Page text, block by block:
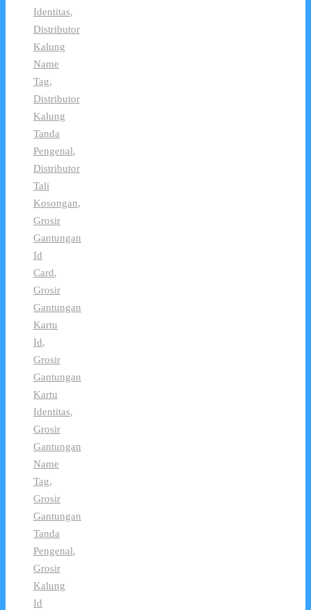
Identitas,
Distributor
Kalung
Name
Tag,
Distributor
Kalung
Tanda
Pengenal,
Distributor
Tali
Kosongan,
Grosir
Gantungan
Id
Card,
Grosir
Gantungan
Kartu
Id,
Grosir
Gantungan
Kartu
Identitas,
Grosir
Gantungan
Name
Tag,
Grosir
Gantungan
Tanda
Pengenal,
Grosir
Kalung
Id